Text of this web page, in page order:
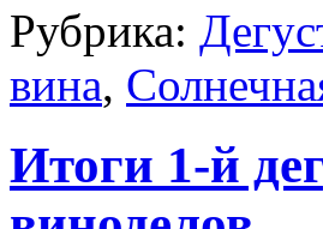
Рубрика:
вина,
Итоги 1-й